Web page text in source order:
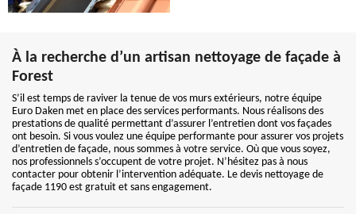
À la recherche d’un artisan nettoyage de façade à
Forest
S’il est temps de raviver la tenue de vos murs extérieurs, notre équipe
Euro Daken met en place des services performants. Nous réalisons des
prestations de qualité permettant d’assurer l’entretien dont vos façades
ont besoin. Si vous voulez une équipe performante pour assurer vos projets
d’entretien de façade, nous sommes à votre service. Où que vous soyez,
nos professionnels s’occupent de votre projet. N’hésitez pas à nous
contacter pour obtenir l’intervention adéquate. Le devis nettoyage de
façade 1190 est gratuit et sans engagement.